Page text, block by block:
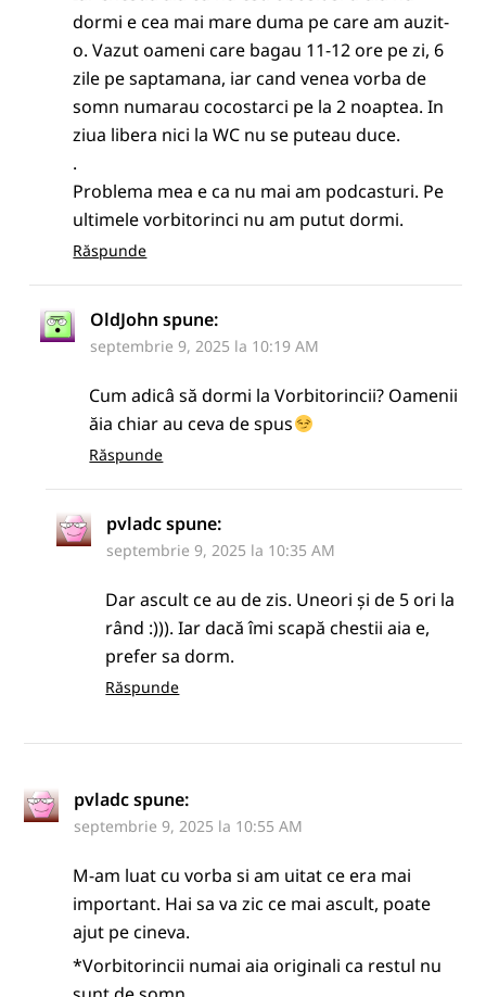
dormi e cea mai mare duma pe care am auzit-
o. Vazut oameni care bagau 11-12 ore pe zi, 6
zile pe saptamana, iar cand venea vorba de
somn numarau cocostarci pe la 2 noaptea. In
ziua libera nici la WC nu se puteau duce.
.
Problema mea e ca nu mai am podcasturi. Pe
ultimele vorbitorinci nu am putut dormi.
Răspunde
OldJohn spune:
septembrie 9, 2025 la 10:19 AM
Cum adicâ să dormi la Vorbitorincii? Oamenii
ăia chiar au ceva de spus
Răspunde
pvladc spune:
septembrie 9, 2025 la 10:35 AM
Dar ascult ce au de zis. Uneori și de 5 ori la
rând :))). Iar dacă îmi scapă chestii aia e,
prefer sa dorm.
Răspunde
pvladc spune:
septembrie 9, 2025 la 10:55 AM
M-am luat cu vorba si am uitat ce era mai
important. Hai sa va zic ce mai ascult, poate
ajut pe cineva.
*Vorbitorincii numai aia originali ca restul nu